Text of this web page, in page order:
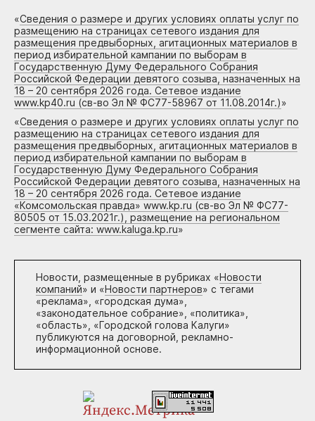
«Сведения о размере и других условиях оплаты услуг по
размещению на страницах сетевого издания для
размещения предвыборных, агитационных материалов в
период избирательной кампании по выборам в
Государственную Думу Федерального Собрания
Российской Федерации девятого созыва, назначенных на
18 – 20 сентября 2026 года. Сетевое издание
www.kp40.ru (св-во Эл № ФС77-58967 от 11.08.2014г.)»
«Сведения о размере и других условиях оплаты услуг по
размещению на страницах сетевого издания для
размещения предвыборных, агитационных материалов в
период избирательной кампании по выборам в
Государственную Думу Федерального Собрания
Российской Федерации девятого созыва, назначенных на
18 – 20 сентября 2026 года. Сетевое издание
«Комсомольская правда» www.kp.ru (св-во Эл № ФС77-
80505 от 15.03.2021г.), размещение на региональном
сегменте сайта: www.kaluga.kp.ru»
Новости, размещенные в рубриках «Новости
компаний» и «Новости партнеров» с тегами
«реклама», «городская дума»,
«законодательное собрание», «политика»,
«область», «Городской голова Калуги»
публикуются на договорной, рекламно-
информационной основе.